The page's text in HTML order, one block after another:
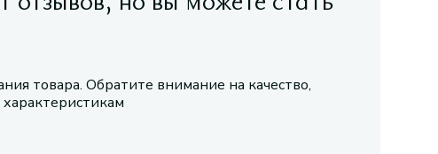
товара. Обратите внимание на качество,